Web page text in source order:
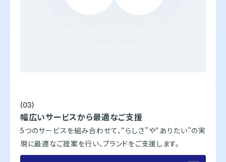
(03)
幅広いサービスから最適なご支援
5つのサービスを組み合わせて、“らしさ”や“ありたい”の実
現に最適なご提案を行い、ブランドをご支援します。